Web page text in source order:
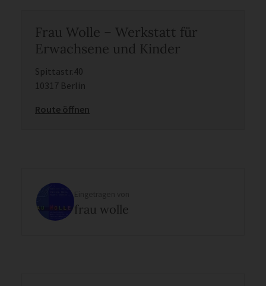
Frau Wolle – Werkstatt für
Erwachsene und Kinder
Spittastr.40
10317 Berlin
Route öffnen
frau wolle